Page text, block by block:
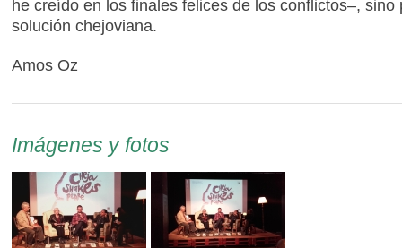
he creído en los finales felices de los conflictos–, sino
solución chejoviana.
Amos Oz
Imágenes y fotos